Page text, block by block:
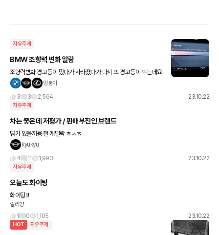
자유주제
BMW 조향력 변화 알람
조향력변화 경고등이 떴다가 사라졌다가 다시 또 경고등이 뜨는데요.
어떤 문제일까요? 혹시 경고등 떠서 차 맡기게 되면 혹시 대차 해주는떵붕이
3
3 2,564 23.10.22
자유주제
차는 좋은데 저평가 / 판매부진인 브랜드
뭐가 있을까용 전 캐딜락 ㅎㅅㅎ
kyukyu
4
11 1,993 23.10.22
자유주제
오늘도 화이팅
화이팅!!!
릴리향
1
0 1,105 23.10.22
HOT 자유주제